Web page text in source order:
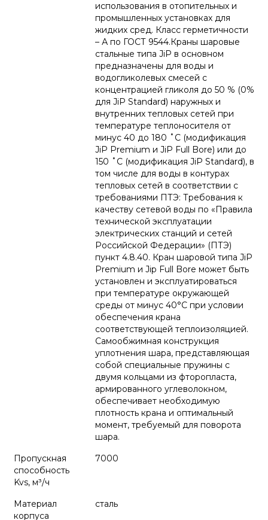
использования в отопительных и
промышленных установках для
жидких сред. Класс герметичности
– А по ГОСТ 9544.Краны шаровые
стальные типа JiP в основном
предназначены для воды и
водогликолевых смесей с
концентрацией гликоля до 50 % (0%
для JiP Standard) наружных и
внутренних тепловых сетей при
температуре теплоносителя от
минус 40 до 180 ˚С (модификация
JiP Premium и JiP Full Bore) или до
150 ˚С (модификация JiP Standard), в
том числе для воды в контурах
тепловых сетей в соответствии с
требованиями ПТЭ: Требования к
качеству сетевой воды по «Правила
технической эксплуатации
электрических станций и сетей
Российской Федерации» (ПТЭ)
пункт 4.8.40. Кран шаровой типа JiP
Premium и Jip Full Bore может быть
установлен и эксплуатироваться
при температуре окружающей
среды от минус 40°С при условии
обеспечения крана
соответствующей теплоизоляцией.
Самообжимная конструкция
уплотнения шара, представляющая
собой специальные пружины с
двумя кольцами из фторопласта,
армированного углеволокном,
обеспечивает необходимую
плотность крана и оптимальный
момент, требуемый для поворота
шара.
Пропускная
способность
Kvs, м³/ч
7000
Материал
корпуса
сталь